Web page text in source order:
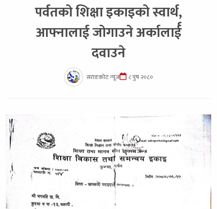
पर्वतको शिक्षा इकाइको स्वार्थ,
आफ्नालाई जोगाउने अर्कालार्ई
दवाउने
सराङकोट न्यूज ८ पुष २०८०